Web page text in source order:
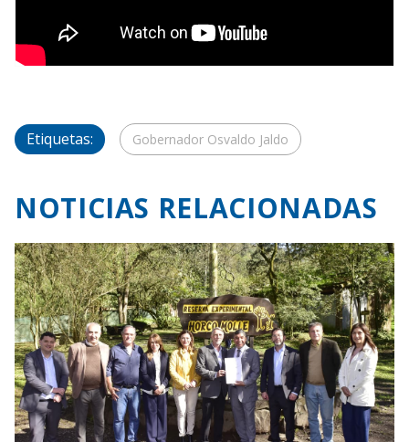
Etiquetas: Gobernador Osvaldo Jaldo
NOTICIAS RELACIONADAS